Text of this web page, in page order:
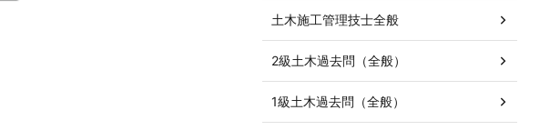
土木施工管理技士全般
2級土木過去問（全般）
1級土木過去問（全般）